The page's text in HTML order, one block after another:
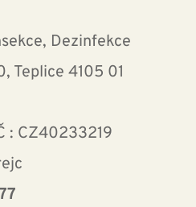
Dezinfekce
Teplice 4105 01
: CZ40233219